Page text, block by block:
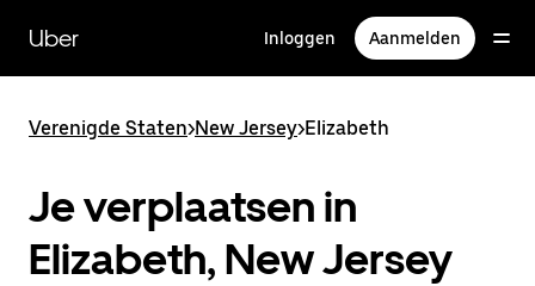
naar
hoofdinhoud
Uber Inloggen Aanmelden
Verenigde Staten>New Jersey>Elizabeth
Je verplaatsen in
Elizabeth, New Jersey